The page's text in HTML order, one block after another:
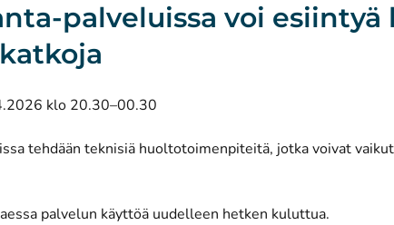
palveluissa voi esiintyä
klo 20.30–00.30
tehdään teknisiä huoltotoimenpiteitä, jotka voivat
palvelun käyttöä uudelleen hetken kuluttua.